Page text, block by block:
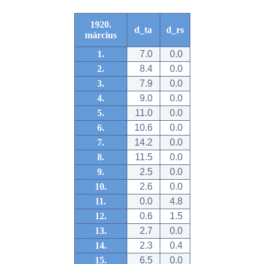
1920.
március
d_ta d_rs
1. 7.0
0.0
2.
8.4
0.0
3.
7.9
0.0
4.
9.0
0.0
5.
11.0
0.0
6.
10.6
0.0
7.
14.2
0.0
8.
11.5
0.0
9.
2.5
0.0
10.
2.6
0.0
11.
0.0
4.8
12.
0.6
1.5
13.
2.7
0.0
14.
2.3
0.4
15.
6.5 0.0